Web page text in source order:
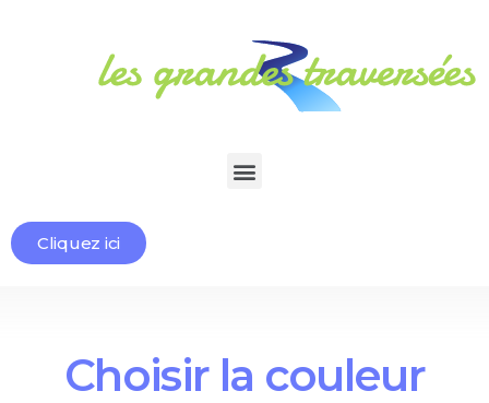
Cliquez ici
Choisir la couleur